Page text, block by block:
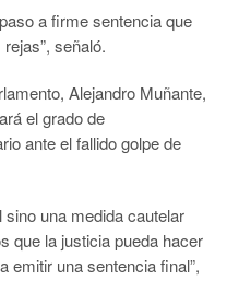
a firme sentencia que
señaló.
Alejandro Muñante,
el grado de
ante el fallido golpe de
una medida cautelar
que la justicia pueda hacer
emitir una sentencia final”,